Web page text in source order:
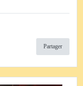
Partager